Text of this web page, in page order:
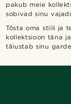
pakub meie
sobivad sinu
Tõsta oma stiili ja
kollektsioon täna
täiustab sinu